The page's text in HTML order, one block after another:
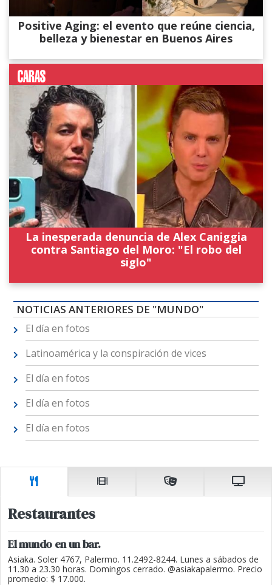
Positive Aging: el evento que reúne ciencia,
belleza y bienestar en Buenos Aires
La inesperada denuncia de Alex Caniggia
contra Santiago del Moro: "El robo del
siglo"
NOTICIAS ANTERIORES DE "MUNDO"
El día en fotos
Latinoamérica y la conspiración de vices
El día en fotos
El día en fotos
El día en fotos
Restaurantes
El mundo en un bar.
Asiaka. Soler 4767, Palermo. 11.2492-8244. Lunes a sábados de
11.30 a 23.30 horas. Domingos cerrado. @asiakapalermo. Precio
promedio: $ 17.000.